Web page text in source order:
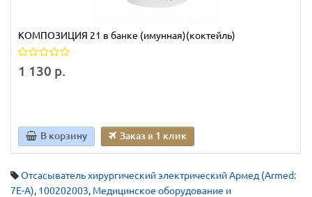
КОМПОЗИЦИЯ 21 в банке (имунная)(коктейль)
1 130 р.
В корзину Заказ в 1 клик
Отсасыватель хирургический электрический Армед (Armed:
7E-A), 100202003, Медицинское оборудование и